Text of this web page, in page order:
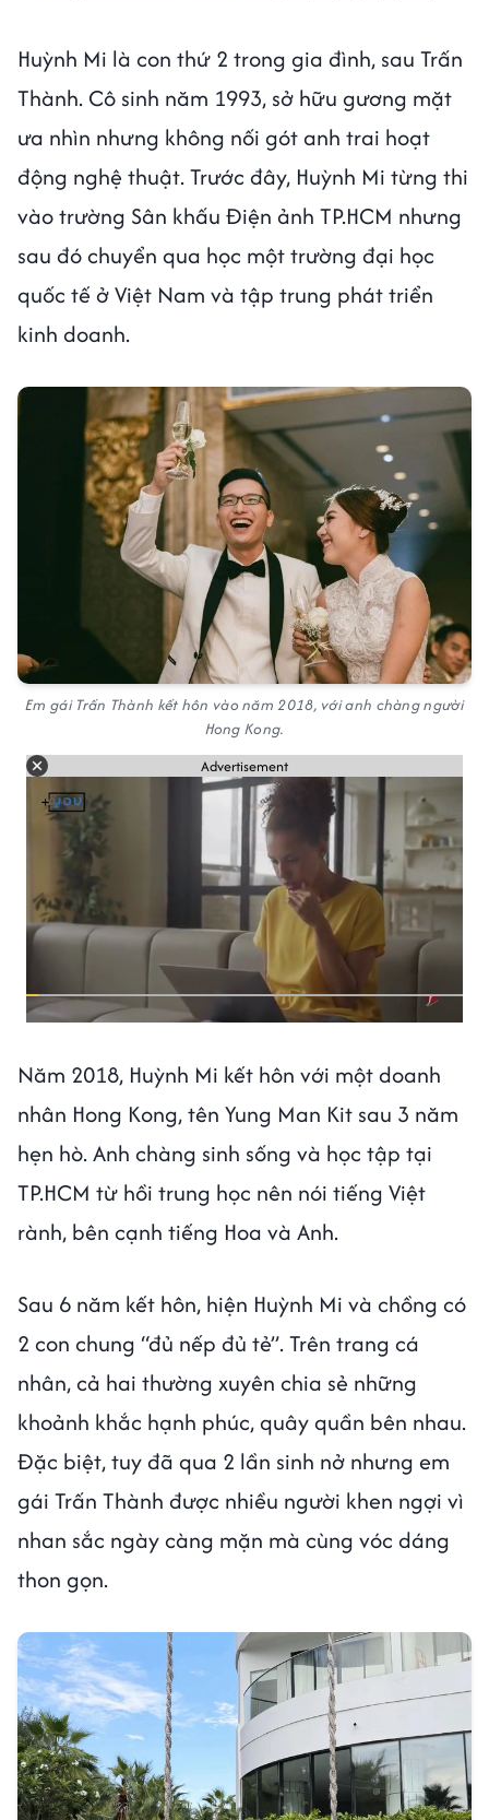
Huỳnh Mi là con thứ 2 trong gia đình, sau Trấn
Thành. Cô sinh năm 1993, sở hữu gương mặt
ưa nhìn nhưng không nối gót anh trai hoạt
động nghệ thuật. Trước đây, Huỳnh Mi từng thi
vào trường Sân khấu Điện ảnh TP.HCM nhưng
sau đó chuyển qua học một trường đại học
quốc tế ở Việt Nam và tập trung phát triển
kinh doanh.
Em gái Trấn Thành kết hôn vào năm 2018, với anh chàng người
Hong Kong.
Advertisement
Năm 2018, Huỳnh Mi kết hôn với một doanh
nhân Hong Kong, tên Yung Man Kit sau 3 năm
hẹn hò. Anh chàng sinh sống và học tập tại
TP.HCM từ hồi trung học nên nói tiếng Việt
rành, bên cạnh tiếng Hoa và Anh.
Sau 6 năm kết hôn, hiện Huỳnh Mi và chồng có
2 con chung “đủ nếp đủ tẻ”. Trên trang cá
nhân, cả hai thường xuyên chia sẻ những
khoảnh khắc hạnh phúc, quây quần bên nhau.
Đặc biệt, tuy đã qua 2 lần sinh nở nhưng em
gái Trấn Thành được nhiều người khen ngợi vì
nhan sắc ngày càng mặn mà cùng vóc dáng
thon gọn.